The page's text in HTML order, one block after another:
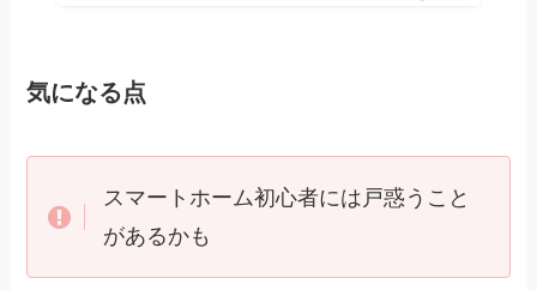
気になる点
スマートホーム初心者には戸惑うこと
があるかも